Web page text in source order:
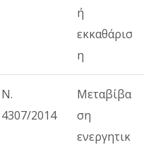
ή
εκκαθάρισ
η
Ν.
4307/2014
Μεταβίβα
ση
ενεργητικ